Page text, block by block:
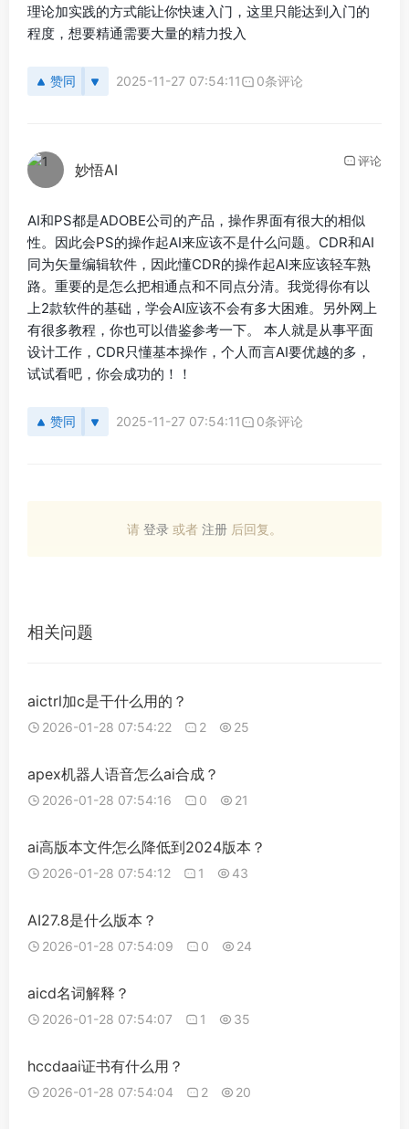
理论加实践的方式能让你快速入门，这里只能达到入门的
程度，想要精通需要大量的精力投入
赞同 2025-11-27 07:54:11 0条评论
妙悟AI 评论
AI和PS都是ADOBE公司的产品，操作界面有很大的相似
性。因此会PS的操作起AI来应该不是什么问题。CDR和AI
同为矢量编辑软件，因此懂CDR的操作起AI来应该轻车熟
路。重要的是怎么把相通点和不同点分清。我觉得你有以
上2款软件的基础，学会AI应该不会有多大困难。另外网上
有很多教程，你也可以借鉴参考一下。 本人就是从事平面
设计工作，CDR只懂基本操作，个人而言AI要优越的多，
试试看吧，你会成功的！！
赞同 2025-11-27 07:54:11 0条评论
请 登录 或者 注册 后回复。
相关问题
aictrl加c是干什么用的？
2026-01-28 07:54:22 2 25
apex机器人语音怎么ai合成？
2026-01-28 07:54:16 0 21
ai高版本文件怎么降低到2024版本？
2026-01-28 07:54:12 1 43
AI27.8是什么版本？
2026-01-28 07:54:09 0 24
aicd名词解释？
2026-01-28 07:54:07 1 35
hccdaai证书有什么用？
2026-01-28 07:54:04 2 20